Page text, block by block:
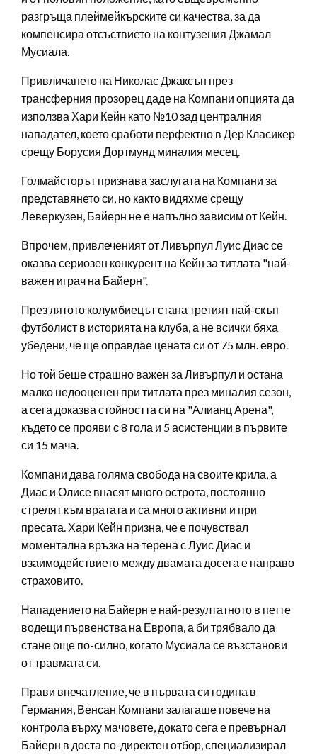
разгръща плеймейкърските си качества, за да
компенсира отсъствието на контузения Джамал
Мусиала.
Привличането на Николас Джаксън през
трансферния прозорец даде на Компани опцията да
използва Хари Кейн като №10 зад централния
нападател, което сработи перфектно в Дер Класикер
срещу Борусия Дортмунд миналия месец.
Голмайсторът признава заслугата на Компани за
представянето си, но както видяхме срещу
Леверкузен, Байерн не е напълно зависим от Кейн.
Впрочем, привлеченият от Ливърпул Луис Диас се
оказва сериозен конкурент на Кейн за титлата "най-
важен играч на Байерн".
През лятото колумбиецът стана третият най-скъп
футболист в историята на клуба, а не всички бяха
убедени, че ще оправдае цената си от 75 млн. евро.
Но той беше страшно важен за Ливърпул и остана
малко недооценен при титлата през миналия сезон,
а сега доказва стойността си на "Алианц Арена",
където се прояви с 8 гола и 5 асистенции в първите
си 15 мача.
Компани дава голяма свобода на своите крила, а
Диас и Олисе внасят много острота, постоянно
стрелят към вратата и са много активни и при
пресата. Хари Кейн призна, че е почувствал
моментална връзка на терена с Луис Диас и
взаимодействието между двамата досега е направо
страховито.
Нападението на Байерн е най-резултатното в петте
водещи първенства на Европа, а би трябвало да
стане още по-силно, когато Мусиала се възстанови
от травмата си.
Прави впечатление, че в първата си година в
Германия, Венсан Компани залагаше повече на
контрола върху мачовете, докато сега е превърнал
Байерн в доста по-директен отбор, специализирал